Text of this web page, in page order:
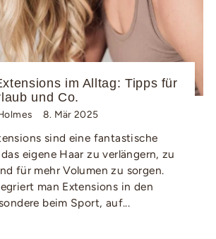
im Alltag: Tipps für
und Co.
8. Mär 2025
sind eine fantastische
eigene Haar zu verlängern, zu
für mehr Volumen zu sorgen.
man Extensions in den
beim Sport, auf...